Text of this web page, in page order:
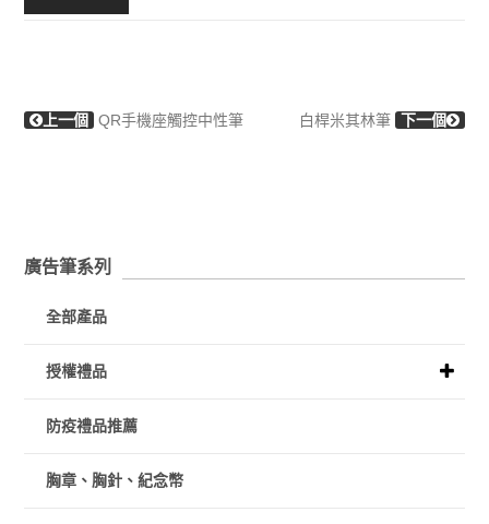
上一個 QR手機座觸控中性筆 白桿米其林筆 下一個
廣告筆系列
全部產品
授權禮品
防疫禮品推薦
胸章、胸針、紀念幣